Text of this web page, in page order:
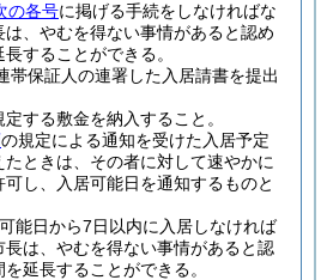
の各号に掲げる手続をしなければな
は、やむを得ない事情があると認め
することができる。
帯保証人の連署した入居請書を提出
定する敷金を納入すること。
の規定による通知を受けた入居予定
たときは、その者に対して速やかに
し、入居可能日を通知するものと
能日から7日以内に入居しなければ
長は、やむを得ない事情があると認
延長することができる。